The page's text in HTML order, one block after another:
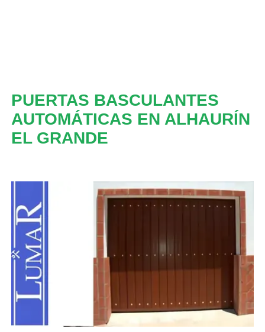
PUERTAS BASCULANTES
AUTOMÁTICAS EN ALHAURÍN
EL GRANDE